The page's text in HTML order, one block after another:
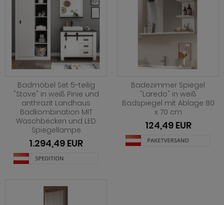
Badmöbel Set 5-teilig
"Stove" in weiß Pinie und
anthrazit Landhaus
Badkombination MIT
Waschbecken und LED
Spiegellampe
1.294,49 EUR
Badezimmer Spiegel
"Laredo" in weiß
Badspiegel mit Ablage 80
x 70 cm
124,49 EUR